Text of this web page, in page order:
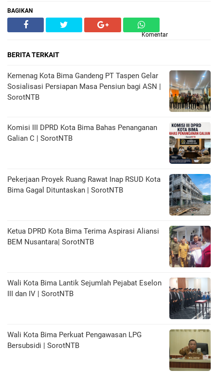
BAGIKAN
Komentar
BERITA TERKAIT
Kemenag Kota Bima Gandeng PT Taspen Gelar
Sosialisasi Persiapan Masa Pensiun bagi ASN |
SorotNTB
Komisi III DPRD Kota Bima Bahas Penanganan
Galian C | SorotNTB
Pekerjaan Proyek Ruang Rawat Inap RSUD Kota
Bima Gagal Dituntaskan | SorotNTB
Ketua DPRD Kota Bima Terima Aspirasi Aliansi
BEM Nusantara| SorotNTB
Wali Kota Bima Lantik Sejumlah Pejabat Eselon
III dan IV | SorotNTB
Wali Kota Bima Perkuat Pengawasan LPG
Bersubsidi | SorotNTB